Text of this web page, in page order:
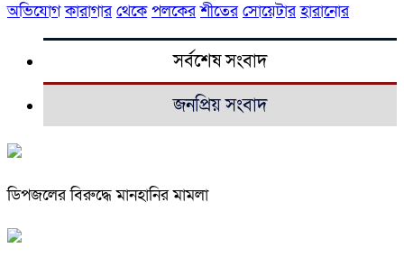
অভিযোগ কারাগার থেকে পলকের শীতের সোয়েটার হারানোর
সর্বশেষ সংবাদ
জনপ্রিয় সংবাদ
ডিপজলের বিরুদ্ধে মানহানির মামলা